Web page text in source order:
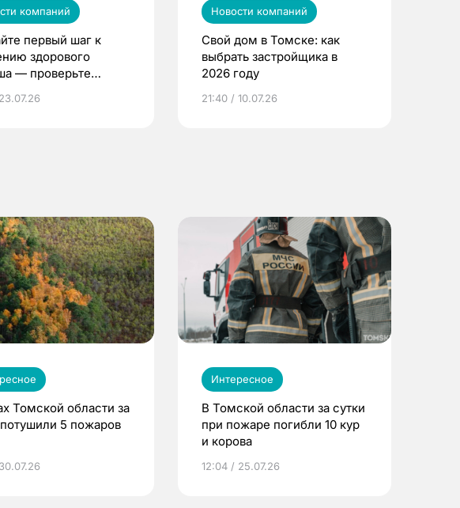
компаний
первый шаг к
здорового
— проверьте
Новости компаний
Свой дом в Томске: как
выбрать застройщика в
2026 году
21:40 / 10.07.26
Томской области за
5 пожаров
Интересное
В Томской области за сутки
при пожаре погибли 10 кур
и корова
12:04 / 25.07.26